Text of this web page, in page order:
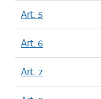
Art. 5
Art. 6
Art. 7